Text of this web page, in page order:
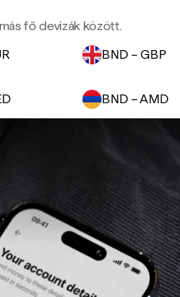
fő devizák között.
BND – GBP
BND – AMD